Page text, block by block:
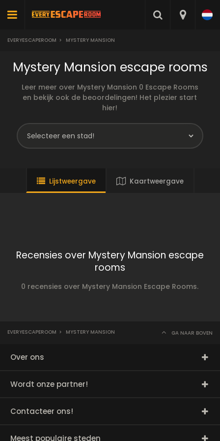
EVERYESCAPEROOM > MYSTERY MANSION
Mystery Mansion escape rooms
Leer meer over Mystery Mansion 0 Escape Rooms
en bekijk ook de beoordelingen! Het plezier start
hier!
Lijstweergave Kaartweergave
Recensies over Mystery Mansion escape
rooms
0 recensies over Mystery Mansion Escape Rooms.
EVERYESCAPEROOM > MYSTERY MANSION GA NAAR BOVEN
Over ons
Wordt onze partner!
Contacteer ons!
Meest populaire steden